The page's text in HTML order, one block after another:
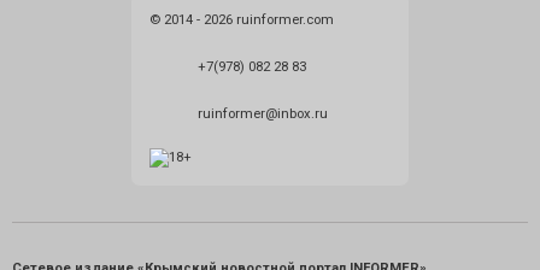
© 2014 - 2026 ruinformer.com
+7(978) 082 28 83
ruinformer@inbox.ru